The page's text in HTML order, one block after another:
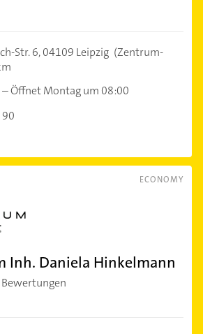
Str. 6,04109 Leipzig (Zentrum-
–Öffnet Montag um 08:00
ECONOMY
Inh. Daniela Hinkelmann